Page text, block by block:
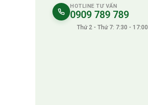
HOTLINE TƯ VẤN
0909 789 789
Thứ 2 - Thứ 7: 7:30 - 17:00